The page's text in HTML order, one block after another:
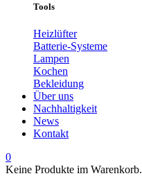
Tools
Heizlüfter
Batterie-Systeme
Lampen
Kochen
Bekleidung
Über uns
Nachhaltigkeit
News
Kontakt
0
Keine Produkte im Warenkorb.